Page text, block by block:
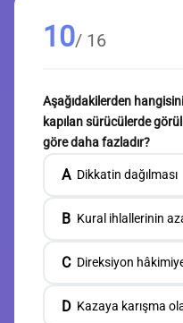
10/ 16
Aşağıdakilerden
kapılan sürücülerde
göre daha fazladır?
A Dikkatin dağılması
B Kural ihlallerinin
C Direksiyon
D Kazaya karışma